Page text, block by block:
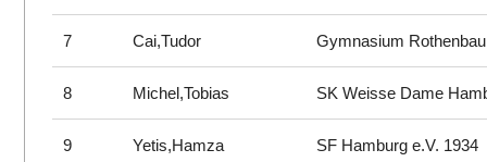
7 Cai,Tudor Gymnasium
8 Michel,Tobias SK Weisse Dame
9 Yetis,Hamza SF Hamburg e.V. 1934